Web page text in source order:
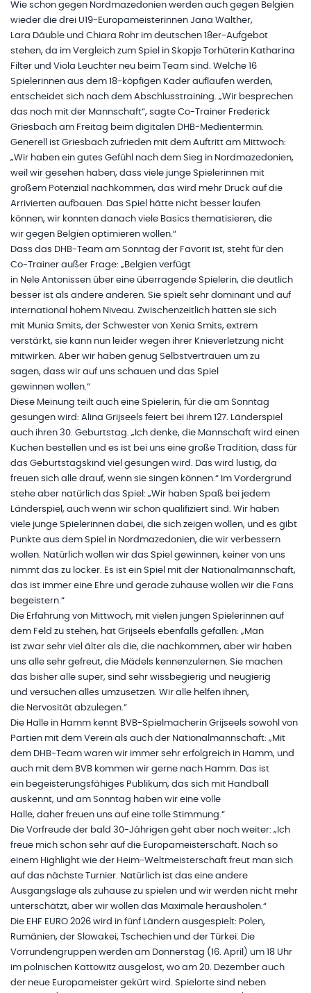
Wie schon gegen Nordmazedonien werden auch gegen Belgien
wieder die drei U19-Europameisterinnen Jana Walther,
Lara Däuble und Chiara Rohr im deutschen 18er-Aufgebot
stehen, da im Vergleich zum Spiel in Skopje Torhüterin Katharina
Filter und Viola Leuchter neu beim Team sind. Welche 16
Spielerinnen aus dem 18-köpfigen Kader auflaufen werden,
entscheidet sich nach dem Abschlusstraining. „Wir besprechen
das noch mit der Mannschaft“, sagte Co-Trainer Frederick
Griesbach am Freitag beim digitalen DHB-Medientermin.
Generell ist Griesbach zufrieden mit dem Auftritt am Mittwoch:
„Wir haben ein gutes Gefühl nach dem Sieg in Nordmazedonien,
weil wir gesehen haben, dass viele junge Spielerinnen mit
großem Potenzial nachkommen, das wird mehr Druck auf die
Arrivierten aufbauen. Das Spiel hätte nicht besser laufen
können, wir konnten danach viele Basics thematisieren, die
wir gegen Belgien optimieren wollen.“
Dass das DHB-Team am Sonntag der Favorit ist, steht für den
Co-Trainer außer Frage: „Belgien verfügt
in Nele Antonissen über eine überragende Spielerin, die deutlich
besser ist als andere anderen. Sie spielt sehr dominant und auf
international hohem Niveau. Zwischenzeitlich hatten sie sich
mit Munia Smits, der Schwester von Xenia Smits, extrem
verstärkt, sie kann nun leider wegen ihrer Knieverletzung nicht
mitwirken. Aber wir haben genug Selbstvertrauen um zu
sagen, dass wir auf uns schauen und das Spiel
gewinnen wollen.“
Diese Meinung teilt auch eine Spielerin, für die am Sonntag
gesungen wird: Alina Grijseels feiert bei ihrem 127. Länderspiel
auch ihren 30. Geburtstag. „Ich denke, die Mannschaft wird einen
Kuchen bestellen und es ist bei uns eine große Tradition, dass für
das Geburtstagskind viel gesungen wird. Das wird lustig, da
freuen sich alle drauf, wenn sie singen können.“ Im Vordergrund
stehe aber natürlich das Spiel: „Wir haben Spaß bei jedem
Länderspiel, auch wenn wir schon qualifiziert sind. Wir haben
viele junge Spielerinnen dabei, die sich zeigen wollen, und es gibt
Punkte aus dem Spiel in Nordmazedonien, die wir verbessern
wollen. Natürlich wollen wir das Spiel gewinnen, keiner von uns
nimmt das zu locker. Es ist ein Spiel mit der Nationalmannschaft,
das ist immer eine Ehre und gerade zuhause wollen wir die Fans
begeistern.“
Die Erfahrung von Mittwoch, mit vielen jungen Spielerinnen auf
dem Feld zu stehen, hat Grijseels ebenfalls gefallen: „Man
ist zwar sehr viel älter als die, die nachkommen, aber wir haben
uns alle sehr gefreut, die Mädels kennenzulernen. Sie machen
das bisher alle super, sind sehr wissbegierig und neugierig
und versuchen alles umzusetzen. Wir alle helfen ihnen,
die Nervosität abzulegen.“
Die Halle in Hamm kennt BVB-Spielmacherin Grijseels sowohl von
Partien mit dem Verein als auch der Nationalmannschaft: „Mit
dem DHB-Team waren wir immer sehr erfolgreich in Hamm, und
auch mit dem BVB kommen wir gerne nach Hamm. Das ist
ein begeisterungsfähiges Publikum, das sich mit Handball
auskennt, und am Sonntag haben wir eine volle
Halle, daher freuen uns auf eine tolle Stimmung.“
Die Vorfreude der bald 30-Jährigen geht aber noch weiter: „Ich
freue mich schon sehr auf die Europameisterschaft. Nach so
einem Highlight wie der Heim-Weltmeisterschaft freut man sich
auf das nächste Turnier. Natürlich ist das eine andere
Ausgangslage als zuhause zu spielen und wir werden nicht mehr
unterschätzt, aber wir wollen das Maximale herausholen.“
Die EHF EURO 2026 wird in fünf Ländern ausgespielt: Polen,
Rumänien, der Slowakei, Tschechien und der Türkei. Die
Vorrundengruppen werden am Donnerstag (16. April) um 18 Uhr
im polnischen Kattowitz ausgelost, wo am 20. Dezember auch
der neue Europameister gekürt wird. Spielorte sind neben